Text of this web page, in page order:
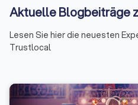
Aktuelle Blogbeiträge
Lesen Sie hier die neuesten
Trustlocal